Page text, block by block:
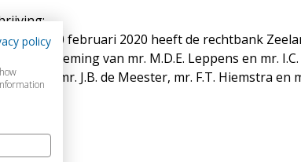
van 10 februari 2020 heeft de rechtbank
met benoeming van mr. M.D.E. Leppens en mr.
van mr. J.B. de Meester, mr. F.T. Hiemstra en
policy